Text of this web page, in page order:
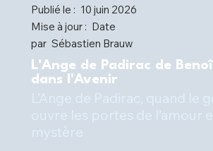
Publié le : 10 juin 2026
Mise à jour : Date
par Sébastien Brauw
L'Ange de Padirac de
dans l'Avenir